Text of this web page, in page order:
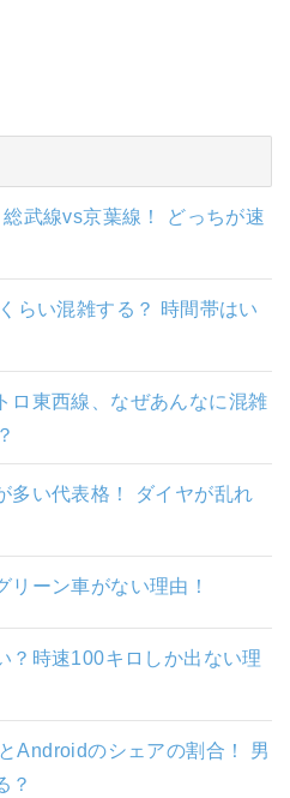
総武線vs京葉線！ どっちが速
らい混雑する？ 時間帯はい
ロ東西線、なぜあんなに混雑
多い代表格！ ダイヤが乱れ
リーン車がない理由！
？時速100キロしか出ない理
Androidのシェアの割合！ 男
？